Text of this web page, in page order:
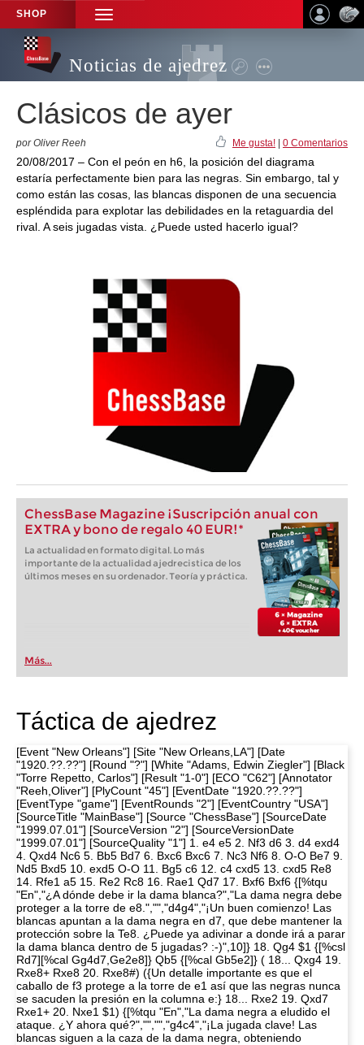
SHOP
TOGGLE
NAVIGATION
Noticias de ajedrez
Clásicos de ayer
por Oliver Reeh Me gusta! 0 Comentarios
20/08/2017 – Con el peón en h6, la posición del diagrama
estaría perfectamente bien para las negras. Sin embargo, tal y
como están las cosas, las blancas disponen de una secuencia
espléndida para explotar las debilidades en la retaguardia del
rival. A seis jugadas vista. ¿Puede usted hacerlo igual?
ChessBase Magazine ¡Suscripción anual con
EXTRA y bono de regalo 40 EUR!*
La actualidad en formato digital. Lo más
importante de la actualidad ajedrecistica de los
últimos meses en su ordenador. Teoría y práctica.
Más...
Táctica de ajedrez
[Event "New Orleans"] [Site "New Orleans,LA"] [Date
"1920.??.??"] [Round "?"] [White "Adams, Edwin Ziegler"] [Black
"Torre Repetto, Carlos"] [Result "1-0"] [ECO "C62"] [Annotator
"Reeh,Oliver"] [PlyCount "45"] [EventDate "1920.??.??"]
[EventType "game"] [EventRounds "2"] [EventCountry "USA"]
[SourceTitle "MainBase"] [Source "ChessBase"] [SourceDate
"1999.07.01"] [SourceVersion "2"] [SourceVersionDate
"1999.07.01"] [SourceQuality "1"] 1. e4 e5 2. Nf3 d6 3. d4 exd4
4. Qxd4 Nc6 5. Bb5 Bd7 6. Bxc6 Bxc6 7. Nc3 Nf6 8. O-O Be7 9.
Nd5 Bxd5 10. exd5 O-O 11. Bg5 c6 12. c4 cxd5 13. cxd5 Re8
14. Rfe1 a5 15. Re2 Rc8 16. Rae1 Qd7 17. Bxf6 Bxf6 {[%tqu
"En","¿A dónde debe ir la dama blanca?","La dama negra debe
proteger a la torre de e8.","","d4g4","¡Un buen comienzo! Las
blancas apuntan a la dama negra en d7, que debe mantener la
protección sobre la Te8. ¿Puede ya adivinar a donde irá a parar
la dama blanca dentro de 5 jugadas? :-)",10]} 18. Qg4 $1 {[%csl
Rd7][%cal Gg4d7,Ge2e8]} Qb5 {[%cal Gb5e2]} ( 18... Qxg4 19.
Rxe8+ Rxe8 20. Rxe8#) ({Un detalle importante es que el
caballo de f3 protege a la torre de e1 así que las negras nunca
se sacuden la presión en la columna e:} 18... Rxe2 19. Qxd7
Rxe1+ 20. Nxe1 $1) {[%tqu "En","La dama negra a eludido el
ataque. ¿Y ahora qué?","","","g4c4","¡La jugada clave! Las
blancas siguen a la caza de la dama negra, obteniendo